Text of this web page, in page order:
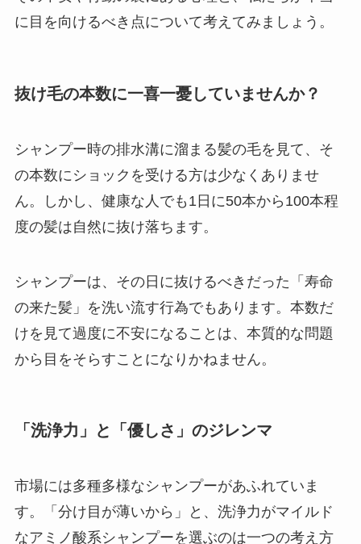
に目を向けるべき点について考えてみましょう。
抜け毛の本数に一喜一憂していませんか？
シャンプー時の排水溝に溜まる髪の毛を見て、そ
の本数にショックを受ける方は少なくありませ
ん。しかし、健康な人でも1日に50本から100本程
度の髪は自然に抜け落ちます。
シャンプーは、その日に抜けるべきだった「寿命
の来た髪」を洗い流す行為でもあります。本数だ
けを見て過度に不安になることは、本質的な問題
から目をそらすことになりかねません。
「洗浄力」と「優しさ」のジレンマ
市場には多種多様なシャンプーがあふれていま
す。「分け目が薄いから」と、洗浄力がマイルド
なアミノ酸系シャンプーを選ぶのは一つの考え方